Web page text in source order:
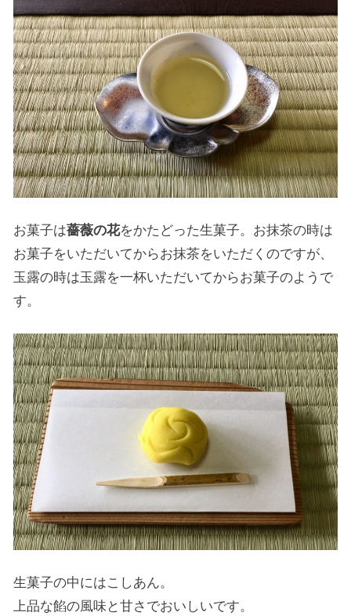
お菓子は薔薇の花をかたどった生菓子。お抹茶の時は
お菓子をいただいてからお抹茶をいただくのですが、
玉露の時は玉露を一杯いただいてからお菓子のようで
す。
生菓子の中にはこしあん。
上品な餡の風味と甘さでおいしいです。